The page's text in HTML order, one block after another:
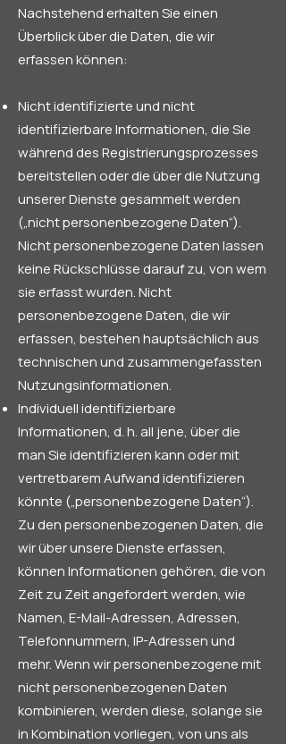
Nachstehend erhalten Sie einen
Überblick über die Daten, die wir
erfassen können:
Nicht identifizierte und nicht
identifizierbare Informationen, die Sie
während des Registrierungsprozesses
bereitstellen oder die über die Nutzung
unserer Dienste gesammelt werden
(„nicht personenbezogene Daten“).
Nicht personenbezogene Daten lassen
keine Rückschlüsse darauf zu, von wem
sie erfasst wurden. Nicht
personenbezogene Daten, die wir
erfassen, bestehen hauptsächlich aus
technischen und zusammengefassten
Nutzungsinformationen.
Individuell identifizierbare
Informationen, d. h. all jene, über die
man Sie identifizieren kann oder mit
vertretbarem Aufwand identifizieren
könnte („personenbezogene Daten“).
Zu den personenbezogenen Daten, die
wir über unsere Dienste erfassen,
können Informationen gehören, die von
Zeit zu Zeit angefordert werden, wie
Namen, E-Mail-Adressen, Adressen,
Telefonnummern, IP-Adressen und
mehr. Wenn wir personenbezogene mit
nicht personenbezogenen Daten
kombinieren, werden diese, solange sie
in Kombination vorliegen, von uns als